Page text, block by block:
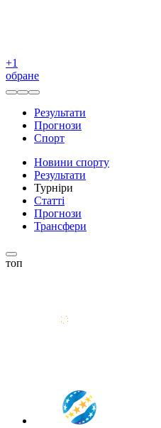
+1
обране
Результати
Прогнози
Спорт
Новини спорту
Результати
Турніри
Статті
Прогнози
Трансфери
топ